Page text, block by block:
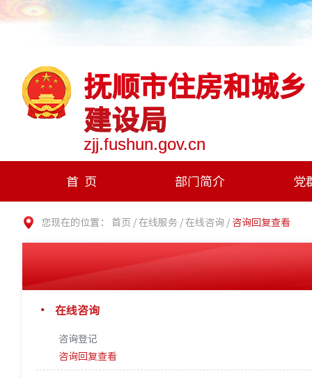
抚顺市住房和城乡
建设局
zjj.fushun.gov.cn
首页
部门简介 党
您现在的位置： 首页 / 在线服务 / 在线咨询 / 咨询回复查看
在线咨询
咨询登记
咨询回复查看